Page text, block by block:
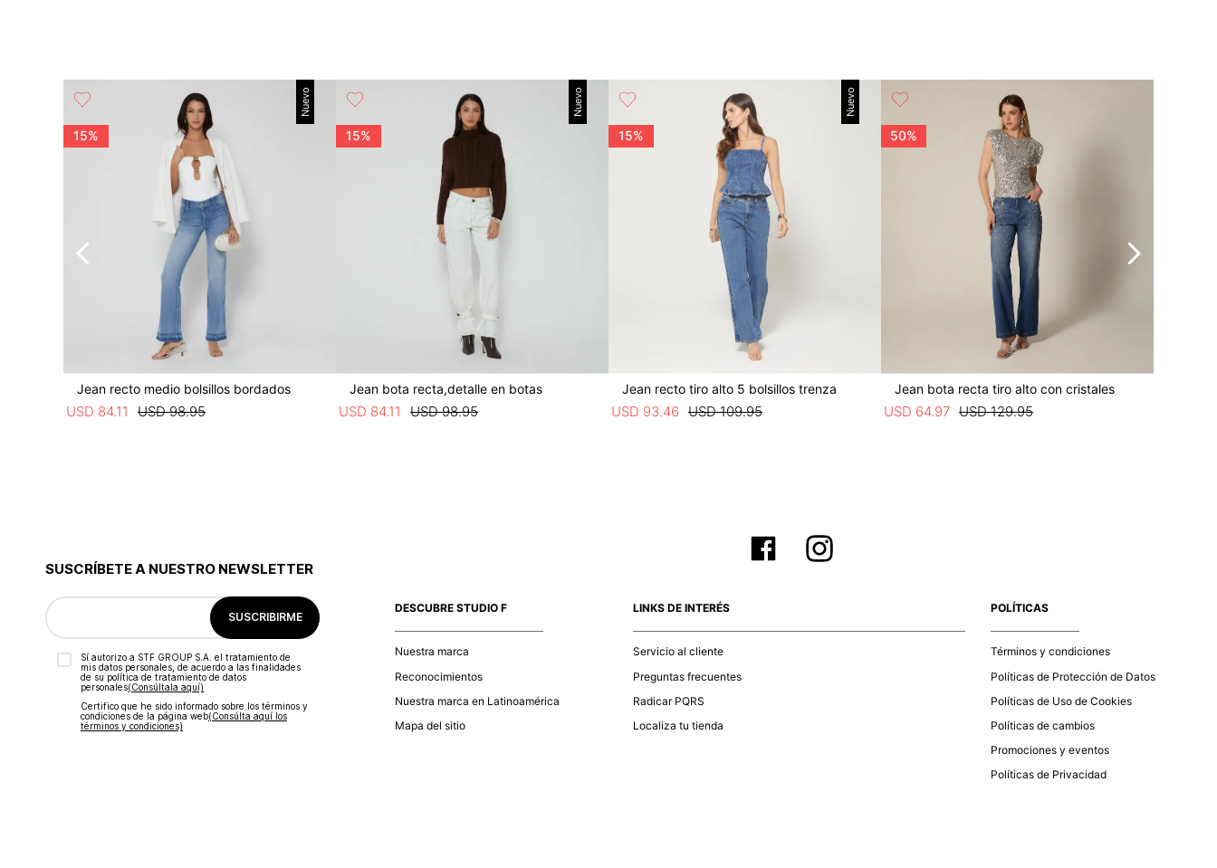
Nuevo
15%
Jean recto medio bolsillos bordados
USD 98.95
USD 84.11
Nuevo
15%
Jean bota recta,detalle en botas
USD 98.95
USD 84.11
Nuevo
15%
Jean recto tiro alto 5 bolsillos trenza
USD 109.95
USD 93.46
50%
Jean bota recta tiro alto con cristales
USD 129.95
USD 64.97
SUSCRÍBETE A NUESTRO NEWSLETTER
SUSCRIBIRME
Sí autorizo a STF GROUP S.A. el tratamiento de
mis datos personales, de acuerdo a las finalidades
de su política de tratamiento de datos
personales‎(Consúltala aquí)
Certifico que he sido informado sobre los términos y
condiciones de la página web‎(Consúlta aquí los
términos y condiciones)
DESCUBRE STUDIO F
Nuestra marca
Reconocimientos
Nuestra marca en Latinoamérica
Mapa del sitio
LINKS DE INTERÉS
Servicio al cliente
Preguntas frecuentes
Radicar PQRS
Localiza tu tienda
POLÍTICAS
Términos y condiciones
Políticas de Protección de Datos
Políticas de Uso de Cookies
Políticas de cambios
Promociones y eventos
Políticas de Privacidad